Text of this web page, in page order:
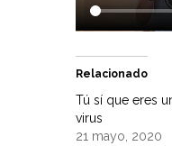
Relacionado
Tú sí que eres
virus
21 mayo, 2020